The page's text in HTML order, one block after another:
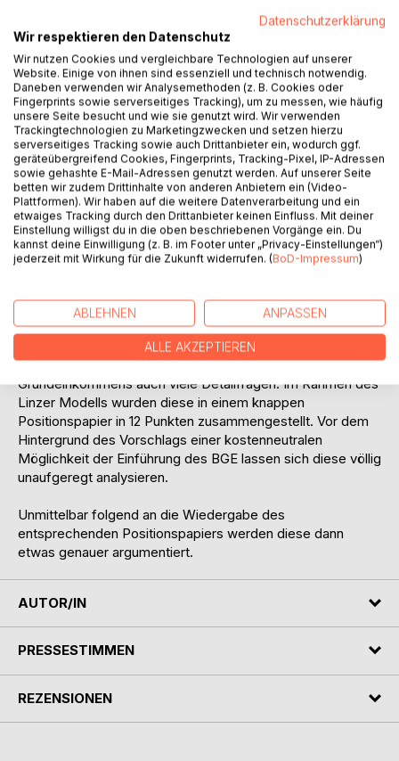
In einer Klausur des "Vereins zur Förderung der
Grundeinkommensidee www.das-grundeinkommen.org" im
Sommer 2020 wurde der Grundstein für das "Linzer
Modell" entwickelt.
Es wird ein Vorschlag zur Einführung des BGE in Österreich
unterbreitet, welcher sich im Rahmen einer (einfachen)
Steuerreform umsetzen lässt und der budgetseitig im
Großen und Ganzen kostenneutral ist.
Mit diesem niederschwelligen Vorschlag zur Einführung
eines Grundeinkommens in Österreich will das "Linzer
Modell" all jenen (weitverbreiteten) Ängsten und
Argumenten entgegentreten, die sich der Einführung eines
unfinanzierbar, eben eine rein utopische Vorstellung sei.
Beides trifft genau nicht zu.
Natürlich stellen sich mit der Einführung des
Grundeinkommens auch viele Detailfragen. Im Rahmen des
Linzer Modells wurden diese in einem knappen
Positionspapier in 12 Punkten zusammengestellt. Vor dem
Hintergrund des Vorschlags einer kostenneutralen
Möglichkeit der Einführung des BGE lassen sich diese völlig
unaufgeregt analysieren.
Unmittelbar folgend an die Wiedergabe des
entsprechenden Positionspapiers werden diese dann
etwas genauer argumentiert.
AUTOR/IN
PRESSESTIMMEN
REZENSIONEN
Datenschutzerklärung
Wir respektieren den Datenschutz
Wir nutzen Cookies und vergleichbare Technologien auf unserer
Website. Einige von ihnen sind essenziell und technisch notwendig.
Daneben verwenden wir Analysemethoden (z. B. Cookies oder
Fingerprints sowie serverseitiges Tracking), um zu messen, wie häufig
unsere Seite besucht und wie sie genutzt wird. Wir verwenden
Trackingtechnologien zu Marketingzwecken und setzen hierzu
serverseitiges Tracking sowie auch Drittanbieter ein, wodurch ggf.
geräteübergreifend Cookies, Fingerprints, Tracking-Pixel, IP-Adressen
sowie gehashte E-Mail-Adressen genutzt werden. Auf unserer Seite
betten wir zudem Drittinhalte von anderen Anbietern ein (Video-
Plattformen). Wir haben auf die weitere Datenverarbeitung und ein
etwaiges Tracking durch den Drittanbieter keinen Einfluss. Mit deiner
Einstellung willigst du in die oben beschriebenen Vorgänge ein. Du
kannst deine Einwilligung (z. B. im Footer unter „Privacy-Einstellungen“)
jederzeit mit Wirkung für die Zukunft widerrufen. (BoD-Impressum)
ABLEHNEN ANPASSEN
ALLE AKZEPTIEREN